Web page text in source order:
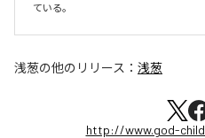
ている。
浅葱の他のリリース： 浅葱
http://www.god-